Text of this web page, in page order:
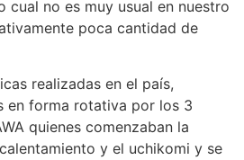
cual no es muy usual en nuestro
poca cantidad de
realizadas en el país,
en forma rotativa por los 3
quienes comenzaban la
y el uchikomi y se